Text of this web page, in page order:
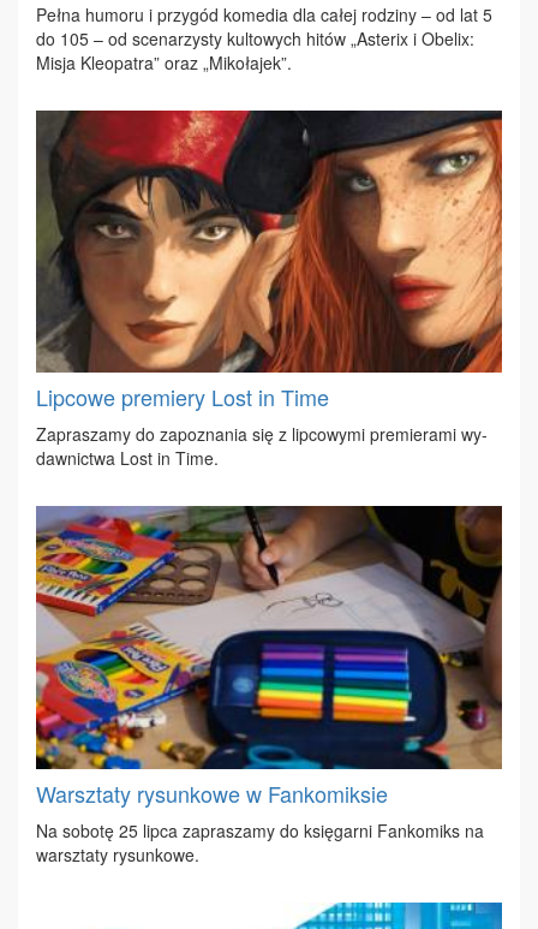
Peł­na hu­mo­ru i przy­gód ko­me­dia dla ca­łej ro­dzi­ny – od lat 5
do 105 – od sce­na­rzy­sty kul­to­wych hi­tów „Aste­rix i Obe­lix:
Mi­sja Kle­opa­tra” oraz „Mi­ko­ła­jek”.
Lipcowe premiery Lost in Time
Za­pra­sza­my do za­po­zna­nia się z lip­co­wy­mi pre­mie­ra­mi wy­
daw­nic­twa Lost in Ti­me.
Warsztaty rysunkowe w Fankomiksie
Na so­bo­tę 25 lip­ca za­pra­sza­my do księ­gar­ni Fan­ko­miks na
warsz­ta­ty ry­sun­ko­we.